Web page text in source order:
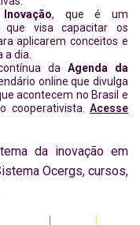
, que é um
que visa capacitar os
aplicarem conceitos e
dia.
daAgenda da
online que divulga
acontecem no Brasil e
cooperativista. Acesse
da inovação em
Ocergs, cursos,